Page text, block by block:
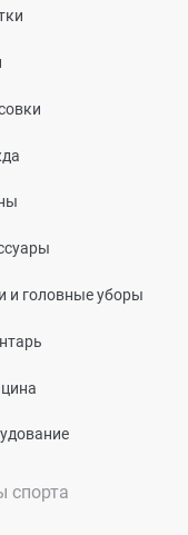
и головные уборы
спорта